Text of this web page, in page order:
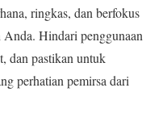
ringkas, dan berfokus
Hindari penggunaan
dan pastikan untuk
perhatian pemirsa dari